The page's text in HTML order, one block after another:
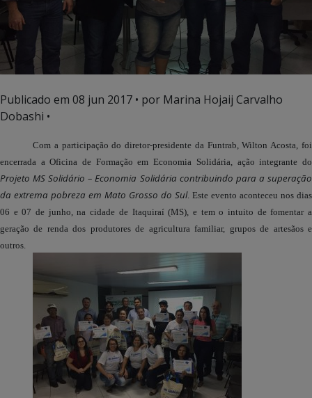
Publicado em 08 jun 2017 • por Marina Hojaij Carvalho
Dobashi •
Com a participação do diretor-presidente da Funtrab, Wilton Acosta, foi
encerrada a Oficina de Formação em Economia Solidária, ação integrante do
Projeto MS Solidário – Economia Solidária contribuindo para a superação
da extrema pobreza em Mato Grosso do Sul. Este evento aconteceu nos dias
06 e 07 de junho, na cidade de Itaquiraí (MS), e tem o intuito de fomentar a
geração de renda dos produtores de agricultura familiar, grupos de artesãos e
outros.